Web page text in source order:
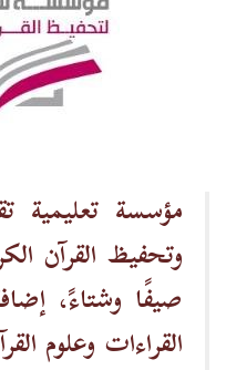
مؤسسة تعليمية
صيفًا وشتاءً،
القراءات وعلوم